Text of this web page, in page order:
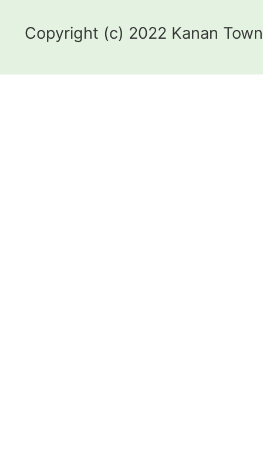
Copyright (c) 2022 Kanan